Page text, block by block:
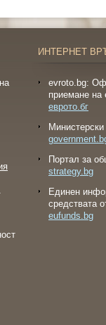
ИНТЕРНЕТ
evroto.bg:
приемане на
еврото.бг
Портал за
strategy.bg
Eдинен
средствата
eufunds.bg